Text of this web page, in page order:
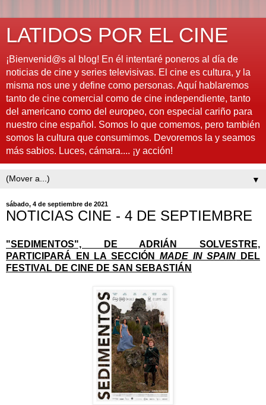
LATIDOS POR EL CINE
¡Bienvenid@s al blog! En él intentaré poneros al día de
noticias de cine y series televisivas. El cine es cultura, y la
misma nos une y define como personas. Aquí hablaremos
tanto de cine comercial como de cine independiente, tanto
del americano como del europeo, con especial cariño para
nuestro cine español. Somos lo que comemos, pero también
somos la cultura que consumimos. Devoremos la y seamos
más sabios. Luces, cámara.... ¡y acción!
▼
sábado, 4 de septiembre de 2021
NOTICIAS CINE - 4 DE SEPTIEMBRE
"SEDIMENTOS", DE ADRIÁN SOLVESTRE,
PARTICIPARÁ EN LA SECCIÓN MADE IN SPAIN DEL
FESTIVAL DE CINE DE SAN SEBASTIÁN